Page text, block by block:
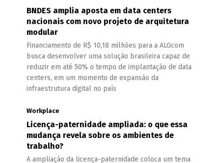
BNDES amplia aposta em data centers
nacionais com novo projeto de arquitetura
modular
Financiamento de R$ 10,18 milhões para a ALGcom
busca desenvolver uma solução brasileira capaz de
reduzir em até 50% o tempo de implantação de data
centers, em um momento de expansão da
infraestrutura digital no país
Workplace
Licença-paternidade ampliada: o que essa
mudança revela sobre os ambientes de
trabalho?
A ampliação da licença-paternidade coloca um tema